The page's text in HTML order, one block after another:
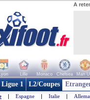
A
Lille Monaco Chelsea Man
Ligue 1 L2/Coupes
| Espagne | Italie |